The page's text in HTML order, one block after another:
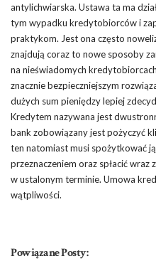
antylichwiarska. Ustawa ta ma
tym wypadku kredytobiorców i
praktykom. Jest ona często
znajdują coraz to nowe sposoby
na nieświadomych
znacznie bezpieczniejszym
dużych sum pieniędzy lepiej
Kredytem nazywana jest
bank zobowiązany jest pożyczyć
ten natomiast musi spożytkować
przeznaczeniem oraz spłacić
w ustalonym terminie. Umowa
wątpliwości.
Powiązane Posty: